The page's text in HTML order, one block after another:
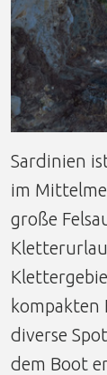
Sardinien
im
große
kompakten
diverse
dem Boot